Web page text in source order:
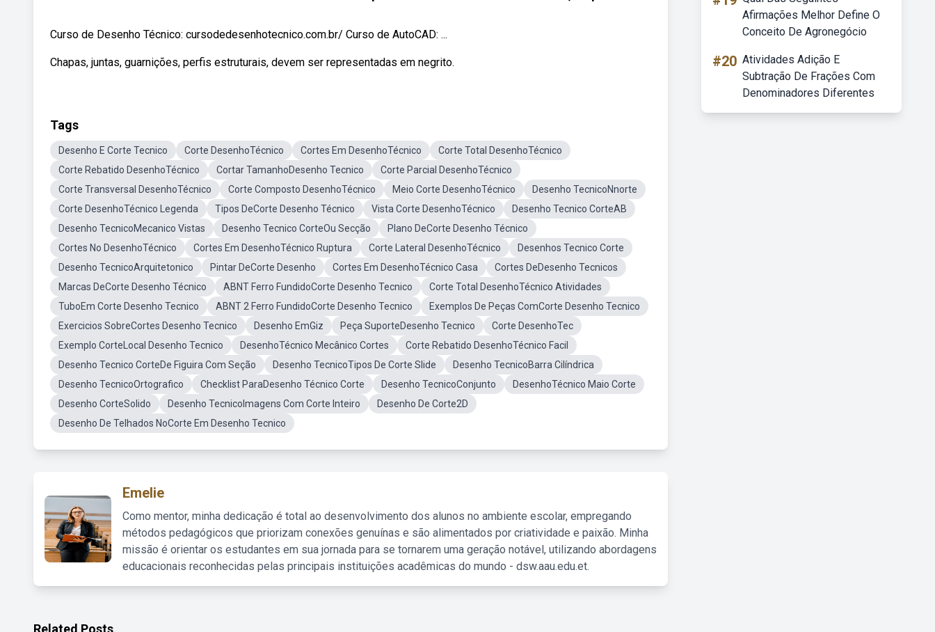
Curso de Desenho Técnico: cursodedesenhotecnico.com.br/ Curso de AutoCAD: ...
Chapas, juntas, guarnições, perfis estruturais, devem ser representadas em negrito.
Tags
Desenho E Corte Tecnico Corte DesenhoTécnico Cortes Em DesenhoTécnico
Corte Total DesenhoTécnico
Corte Rebatido DesenhoTécnico
Cortar TamanhoDesenho Tecnico
Corte Parcial DesenhoTécnico
Corte Transversal DesenhoTécnico
Corte Composto DesenhoTécnico Meio Corte DesenhoTécnico
Desenho TecnicoNnorte
Corte DesenhoTécnico Legenda
Tipos DeCorte Desenho Técnico Vista Corte DesenhoTécnico
Desenho Tecnico CorteAB
Desenho TecnicoMecanico Vistas
Desenho Tecnico CorteOu Secção
Plano DeCorte Desenho Técnico
Cortes No DesenhoTécnico
Cortes Em DesenhoTécnico Ruptura Corte Lateral DesenhoTécnico
Desenhos Tecnico Corte
Desenho TecnicoArquitetonico
Pintar DeCorte Desenho Cortes Em DesenhoTécnico Casa
Cortes DeDesenho Tecnicos
Marcas DeCorte Desenho Técnico
ABNT Ferro FundidoCorte Desenho Tecnico
Corte Total DesenhoTécnico Atividades
TuboEm Corte Desenho Tecnico
ABNT 2 Ferro FundidoCorte Desenho Tecnico
Exemplos De Peças ComCorte Desenho Tecnico
Exercicios SobreCortes Desenho Tecnico
Desenho EmGiz Peça SuporteDesenho Tecnico
Corte DesenhoTec
Exemplo CorteLocal Desenho Tecnico
DesenhoTécnico Mecânico Cortes
Corte Rebatido DesenhoTécnico Facil
Desenho Tecnico CorteDe Figuira Com Seção
Desenho TecnicoTipos De Corte Slide
Desenho TecnicoBarra Cilíndrica
Desenho TecnicoOrtografico
Checklist ParaDesenho Técnico Corte Desenho TecnicoConjunto
DesenhoTécnico Maio Corte
Desenho CorteSolido
Desenho TecnicoImagens Com Corte Inteiro
Desenho De Corte2D
Desenho De Telhados NoCorte Em Desenho Tecnico
Emelie
Como mentor, minha dedicação é total ao desenvolvimento dos alunos no ambiente escolar, empregando
métodos pedagógicos que priorizam conexões genuínas e são alimentados por criatividade e paixão. Minha
missão é orientar os estudantes em sua jornada para se tornarem uma geração notável, utilizando abordagens
educacionais reconhecidas pelas principais instituições acadêmicas do mundo - dsw.aau.edu.et.
Afirmações Melhor Define O
Conceito De Agronegócio
#20 Atividades Adição E
Subtração De Frações Com
Denominadores Diferentes
Related Posts